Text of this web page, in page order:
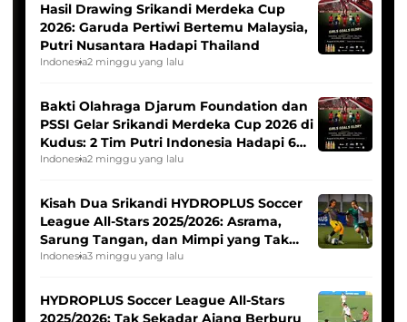
Hasil Drawing Srikandi Merdeka Cup
2026: Garuda Pertiwi Bertemu Malaysia,
Putri Nusantara Hadapi Thailand
Indonesia2 minggu yang lalu
Bakti Olahraga Djarum Foundation dan
PSSI Gelar Srikandi Merdeka Cup 2026 di
Kudus: 2 Tim Putri Indonesia Hadapi 6
Tim Asia
Indonesia2 minggu yang lalu
Kisah Dua Srikandi HYDROPLUS Soccer
League All-Stars 2025/2026: Asrama,
Sarung Tangan, dan Mimpi yang Tak
Pernah Padam
Indonesia3 minggu yang lalu
HYDROPLUS Soccer League All-Stars
2025/2026: Tak Sekadar Ajang Berburu